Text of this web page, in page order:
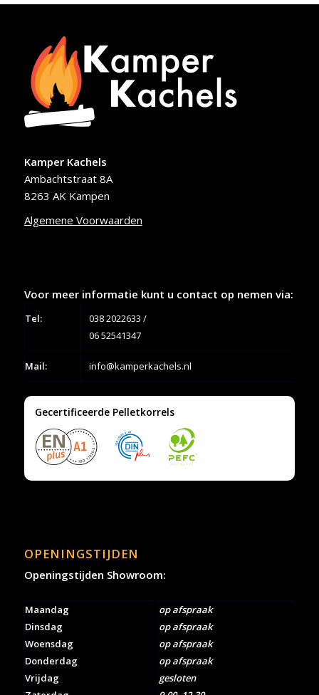
Kamper Kachels
Ambachtstraat 8A
8263 AK Kampen
Algemene Voorwaarden
Voor meer informatie kunt u contact op nemen via:
Tel: 038 2022633 /
06 52541347
Mail: info@kamperkachels.nl
Gecertificeerde Pelletkorrels
OPENINGSTIJDEN
Openingstijden Showroom:
Maandag
Dinsdag
Woensdag
Donderdag
Vrijdag
op afspraak
op afspraak
op afspraak
op afspraak
gesloten